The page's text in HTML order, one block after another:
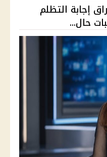
أوراق إجابة التظلم
حال...